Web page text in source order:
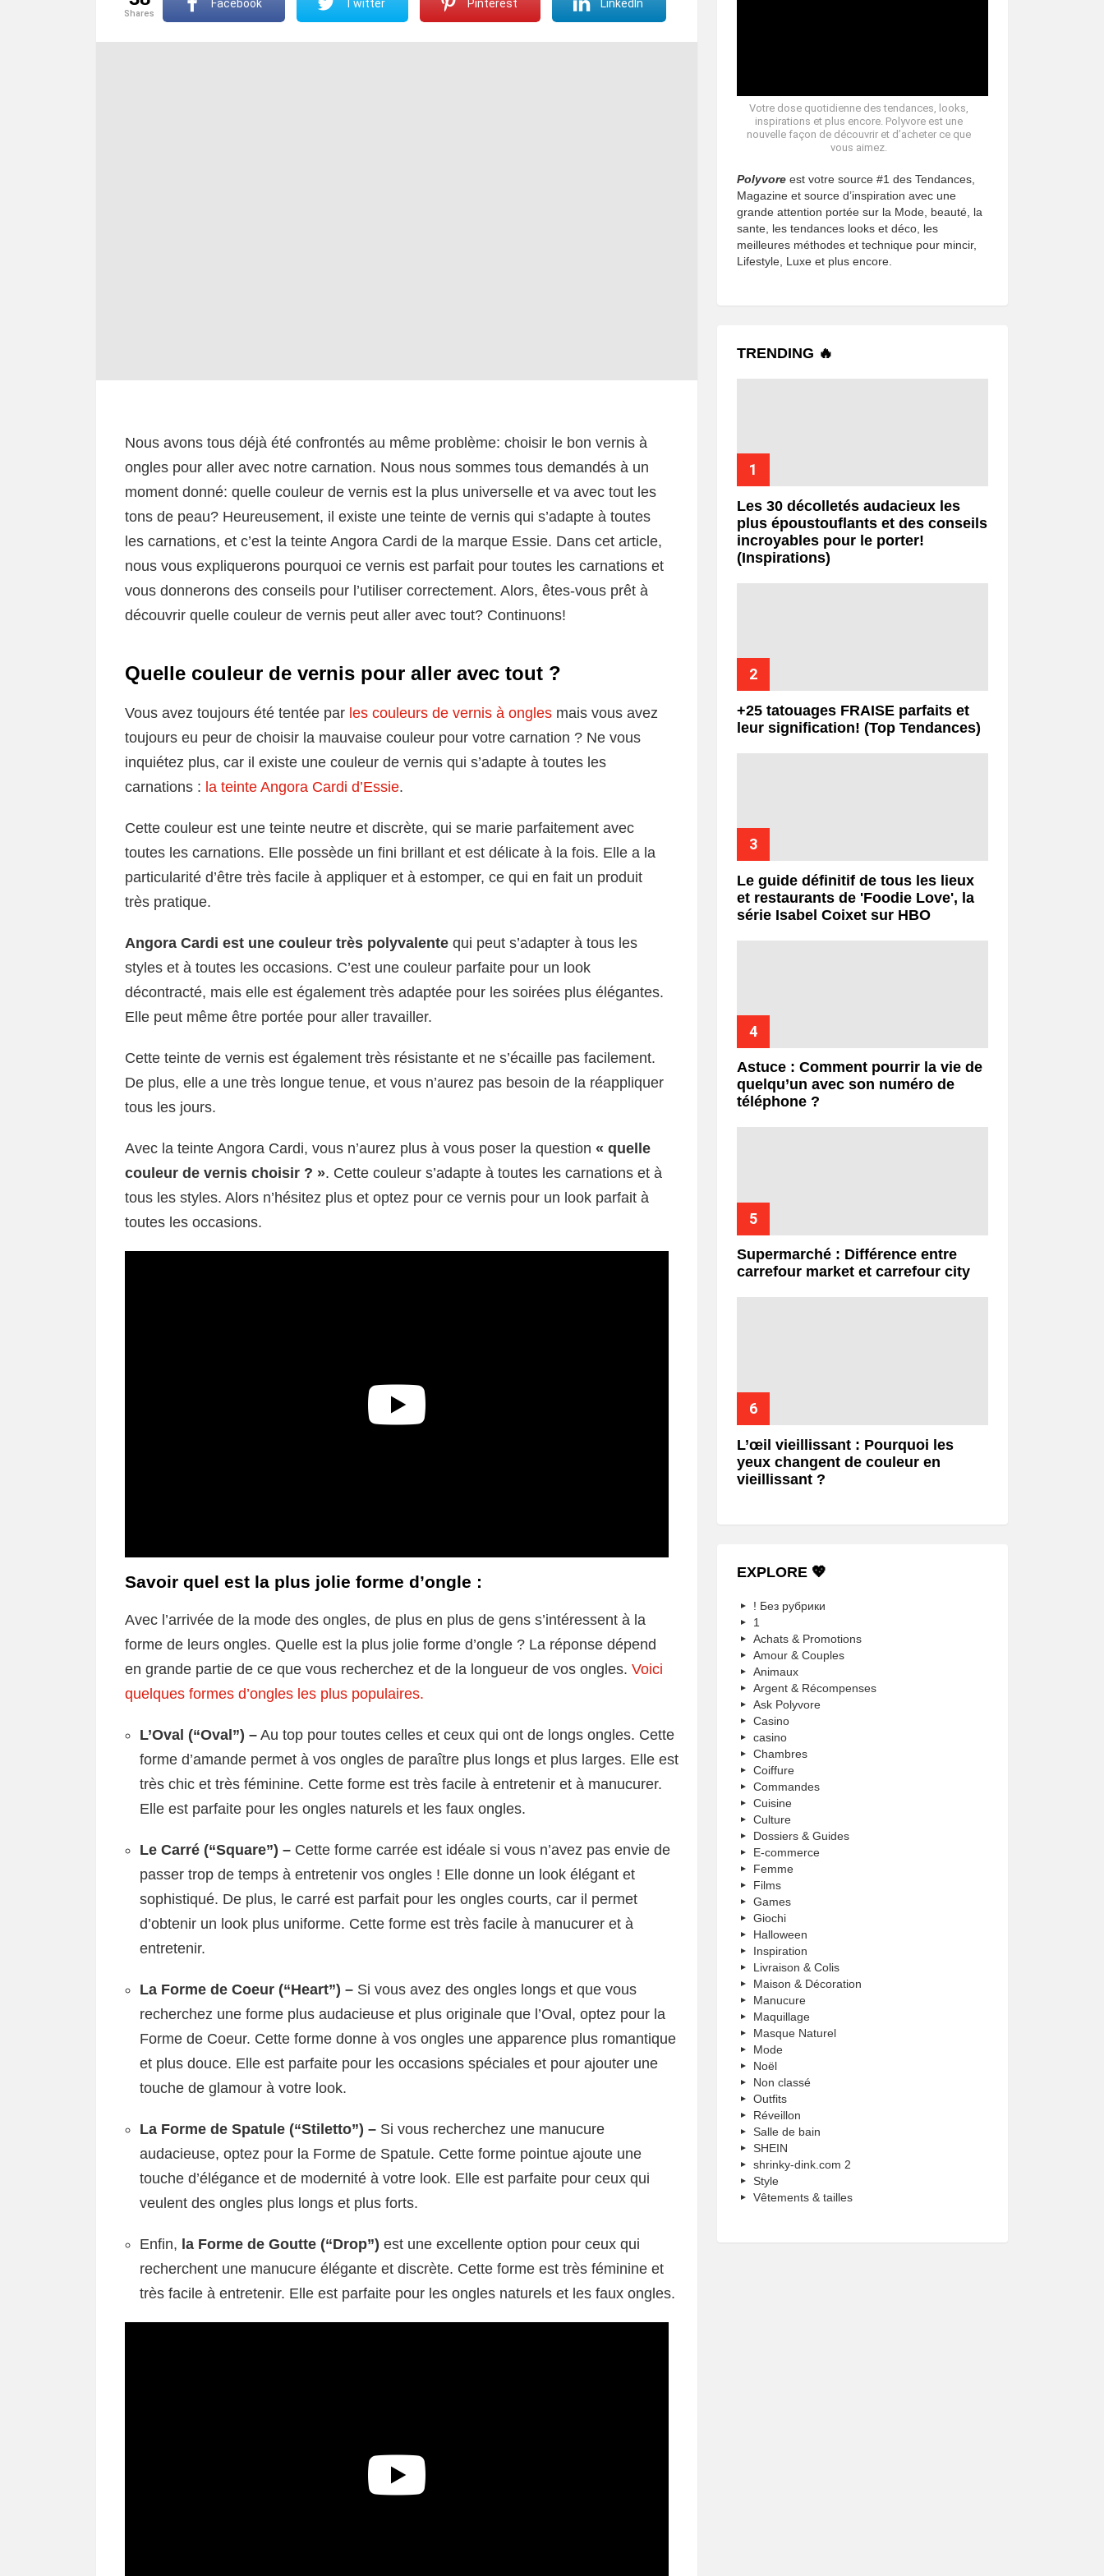
shares
Facebook Twitter Pinterest LinkedIn
Nous avons tous déjà été confrontés au même problème: choisir le bon vernis à
ongles pour aller avec notre carnation. Nous nous sommes tous demandés à un
moment donné: quelle couleur de vernis est la plus universelle et va avec tout les
tons de peau? Heureusement, il existe une teinte de vernis qui s’adapte à toutes
les carnations, et c’est la teinte Angora Cardi de la marque Essie. Dans cet article,
nous vous expliquerons pourquoi ce vernis est parfait pour toutes les carnations et
vous donnerons des conseils pour l’utiliser correctement. Alors, êtes-vous prêt à
découvrir quelle couleur de vernis peut aller avec tout? Continuons!
Quelle couleur de vernis pour aller avec tout ?
Vous avez toujours été tentée par les couleurs de vernis à ongles mais vous avez
toujours eu peur de choisir la mauvaise couleur pour votre carnation ? Ne vous
inquiétez plus, car il existe une couleur de vernis qui s’adapte à toutes les
carnations : la teinte Angora Cardi d’Essie.
Cette couleur est une teinte neutre et discrète, qui se marie parfaitement avec
toutes les carnations. Elle possède un fini brillant et est délicate à la fois. Elle a la
particularité d’être très facile à appliquer et à estomper, ce qui en fait un produit
très pratique.
Angora Cardi est une couleur très polyvalente qui peut s’adapter à tous les
styles et à toutes les occasions. C’est une couleur parfaite pour un look
décontracté, mais elle est également très adaptée pour les soirées plus élégantes.
Elle peut même être portée pour aller travailler.
Cette teinte de vernis est également très résistante et ne s’écaille pas facilement.
De plus, elle a une très longue tenue, et vous n’aurez pas besoin de la réappliquer
tous les jours.
Avec la teinte Angora Cardi, vous n’aurez plus à vous poser la question « quelle
couleur de vernis choisir ? ». Cette couleur s’adapte à toutes les carnations et à
tous les styles. Alors n’hésitez plus et optez pour ce vernis pour un look parfait à
toutes les occasions.
Savoir quel est la plus jolie forme d’ongle :
Avec l’arrivée de la mode des ongles, de plus en plus de gens s’intéressent à la
forme de leurs ongles. Quelle est la plus jolie forme d’ongle ? La réponse dépend
en grande partie de ce que vous recherchez et de la longueur de vos ongles. Voici
quelques formes d’ongles les plus populaires.
L’Oval (“Oval”) – Au top pour toutes celles et ceux qui ont de longs ongles. Cette
forme d’amande permet à vos ongles de paraître plus longs et plus larges. Elle est
très chic et très féminine. Cette forme est très facile à entretenir et à manucurer.
Elle est parfaite pour les ongles naturels et les faux ongles.
Le Carré (“Square”) – Cette forme carrée est idéale si vous n’avez pas envie de
passer trop de temps à entretenir vos ongles ! Elle donne un look élégant et
sophistiqué. De plus, le carré est parfait pour les ongles courts, car il permet
d’obtenir un look plus uniforme. Cette forme est très facile à manucurer et à
entretenir.
La Forme de Coeur (“Heart”) – Si vous avez des ongles longs et que vous
recherchez une forme plus audacieuse et plus originale que l’Oval, optez pour la
Forme de Coeur. Cette forme donne à vos ongles une apparence plus romantique
et plus douce. Elle est parfaite pour les occasions spéciales et pour ajouter une
touche de glamour à votre look.
La Forme de Spatule (“Stiletto”) – Si vous recherchez une manucure
audacieuse, optez pour la Forme de Spatule. Cette forme pointue ajoute une
touche d’élégance et de modernité à votre look. Elle est parfaite pour ceux qui
veulent des ongles plus longs et plus forts.
Enfin, la Forme de Goutte (“Drop”) est une excellente option pour ceux qui
recherchent une manucure élégante et discrète. Cette forme est très féminine et
très facile à entretenir. Elle est parfaite pour les ongles naturels et les faux ongles.
Votre dose quotidienne des tendances, looks,
inspirations et plus encore. Polyvore est une
nouvelle façon de découvrir et d’acheter ce que
vous aimez.
Polyvore est votre source #1 des Tendances,
Magazine et source d’inspiration avec une
grande attention portée sur la Mode, beauté, la
sante, les tendances looks et déco, les
meilleures méthodes et technique pour mincir,
Lifestyle, Luxe et plus encore.
TRENDING 🔥
Les 30 décolletés audacieux les
plus époustouflants et des conseils
incroyables pour le porter!
(Inspirations)
+25 tatouages ​​FRAISE parfaits et
leur signification! (Top Tendances)
Le guide définitif de tous les lieux
et restaurants de 'Foodie Love', la
série Isabel Coixet sur HBO
Astuce : Comment pourrir la vie de
quelqu’un avec son numéro de
téléphone ?
Supermarché : Différence entre
carrefour market et carrefour city
L’œil vieillissant : Pourquoi les
yeux changent de couleur en
vieillissant ?
EXPLORE 💖
! Без рубрики
1
Achats & Promotions
Amour & Couples
Animaux
Argent & Récompenses
Ask Polyvore
Casino
casino
Chambres
Coiffure
Commandes
Cuisine
Culture
Dossiers & Guides
E-commerce
Femme
Films
Games
Giochi
Halloween
Inspiration
Livraison & Colis
Maison & Décoration
Manucure
Maquillage
Masque Naturel
Mode
Noël
Non classé
Outfits
Réveillon
Salle de bain
SHEIN
shrinky-dink.com 2
Style
Vêtements & tailles